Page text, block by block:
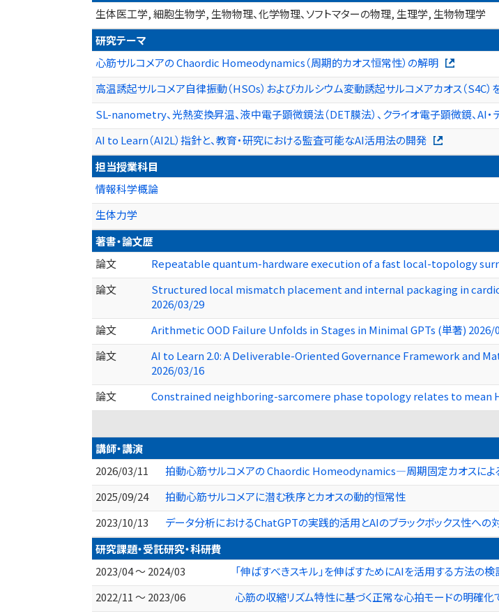
生体医工学, 細胞生物学, 生物物理、化学物理、ソフトマターの物理, 生理学, 生物物理学
研究テーマ
心筋サルコメアの Chaordic Homeodynamics（周期的カオス恒常性）の解明
高温誘起サルコメア自律振動（HSOs）およびカルシウム変動誘起サルコメアカオス（S4C
SL-nanometry、光熱変換昇温、液中電子顕微鏡法（DET膜法）、クライオ電子顕微鏡、AI
AI to Learn（AI2L）指針と、教育・研究における監査可能なAI活用法の開発
担当授業科目
情報科学概論
生体力学
著書・論文歴
論文
Repeatable quantum-hardware execution of a fast local-topology
論文
Structured local mismatch placement and internal packaging in
2026/03/29
論文
Arithmetic OOD Failure Unfolds in Stages in Minimal GPTs (単著) 2026/
論文
AI to Learn 2.0: A Deliverable-Oriented Governance Framework and
2026/03/16
論文
Constrained neighboring-sarcomere phase topology relates to mean
講師・講演
2026/03/11
拍動心筋サルコメアの Chaordic Homeodynamics―周期固定カオスによ
2025/09/24
拍動心筋サルコメアに潜む秩序とカオスの動的恒常性
2023/10/13
データ分析におけるChatGPTの実践的活用とAIのブラックボックス性への
研究課題・受託研究・科研費
2023/04 ～ 2024/03
「伸ばすべきスキル」を伸ばすためにAIを活用する方法の
2022/11 ～ 2023/06
心筋の収縮リズム特性に基づく正常な心拍モードの明確